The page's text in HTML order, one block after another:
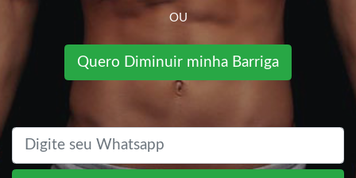
OU
Quero Diminuir minha Barriga